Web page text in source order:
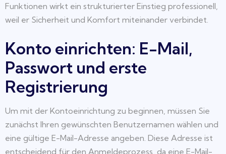
Funktionen wirkt ein strukturierter Einstieg professionell,
weil er Sicherheit und Komfort miteinander verbindet.
Konto einrichten: E-Mail,
Passwort und erste
Registrierung
Um mit der Kontoeinrichtung zu beginnen, müssen Sie
zunächst Ihren gewünschten Benutzernamen wählen und
eine gültige E-Mail-Adresse angeben. Diese Adresse ist
entscheidend für den Anmeldeprozess, da eine E-Mail-